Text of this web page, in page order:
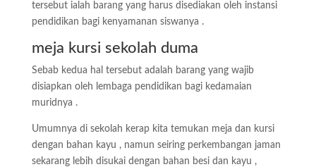
tersebut ialah barang yang harus disediakan oleh instansi
pendidikan bagi kenyamanan siswanya .
meja kursi sekolah duma
Sebab kedua hal tersebut adalah barang yang wajib
disiapkan oleh lembaga pendidikan bagi kedamaian
muridnya .
Umumnya di sekolah kerap kita temukan meja dan kursi
dengan bahan kayu , namun seiring perkembangan jaman
sekarang lebih disukai dengan bahan besi dan kayu ,